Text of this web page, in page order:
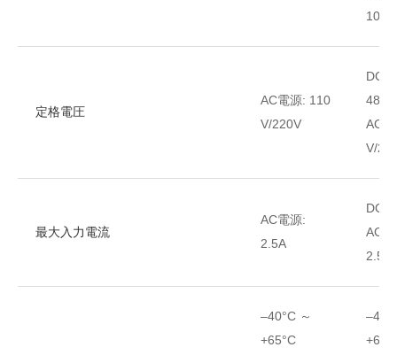
定格電圧
AC電源: 110
V/220V
DC
48V/
AC
V/
最大入力電流
AC電源:
2.5A
DC
AC
2.5A
–40°C ～
+65°C